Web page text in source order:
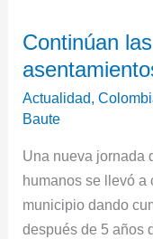
Continúan
Actualidad,
Baute
Una nueva jornada
humanos se llevó a
municipio dando
después de 5 años
legalizaciones
de
los
asentamientos
en
Chía